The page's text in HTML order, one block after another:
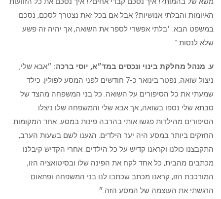
האיומות והבלתי אנושיות? אבל אם בכל זאת נצטרך לסכם, נסכם
במשפט הבא: ׳בלתי אפשרי לספר את השואה, אך יהיה זה פשע
שלא לנסות."
ע. מנהל מחלקת בינוי ונכסים במד״א, יוסי ברכה: ״אבא שלי,
ניצול שואה, נפטר בינואר כ-7 חודשים לפני המסע לפולין. כילד
שמעתי את כל הסיפורים על השואה. כל בני המשפחה מהצד של
סבתא שלי נספו בשואה, אך אבא שלי והמשפחה שלו ניצלו.
הסיפורים מהילדות פגשו אותי בהרבה פינות במסע. אחד המקומות
החזקים ביותר במסע היה יער הילדים. הגענו לשם בשעות הערב,
התקבצנו כולנו וקראנו קדיש על כל הילדים. אחרי הקדיש קיבלנו
מכתבים מהבית, כל אחד לקח את הפינה שלו ובסיטואציה הזו,
המורכבת הזו, קראנו מכתב שכתבו לנו בני המשפחה ופתאום
הרגשתי את העוצמה של המסע הזה.״